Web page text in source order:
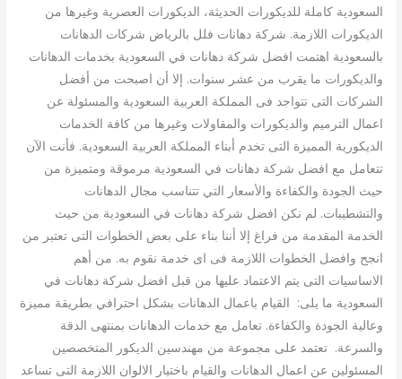
السعودية كاملة للديكورات الحديثة، الديكورات العصرية وغيرها من
الديكورات اللازمة. شركة دهانات فلل بالرياض شركات الدهانات
بالسعودية اهتمت افضل شركة دهانات في السعودية بخدمات الدهانات
والديكورات ما يقرب من عشر سنوات. إلا أن اصبحت من أفضل
الشركات التى تتواجد فى المملكة العربية السعودية والمسئولة عن
اعمال الترميم والديكورات والمقاولات وغيرها من كافة الخدمات
الديكورية المميزة التى تخدم أبناء المملكة العربية السعودية. فأنت الآن
تتعامل مع افضل شركة دهانات في السعودية مرموقة ومتميزة من
حيث الجودة والكفاءة والأسعار التي تتناسب مجال الدهانات
والتشطيبات. لم نكن افضل شركة دهانات في السعودية من حيث
الخدمة المقدمة من فراغ إلا أننا بناء على بعض الخطوات التى تعتبر من
انجح وافضل الخطوات اللازمة فى اى خدمة نقوم به. من أهم
الاساسيات التى يتم الاعتماد عليها من قبل افضل شركة دهانات في
السعودية ما يلى: القيام باعمال الدهانات بشكل احترافي بطريقة مميزة
وعالية الجودة والكفاءة. تعامل مع خدمات الدهانات بمنتهى الدقة
والسرعة. تعتمد على مجموعة من مهندسين الديكور المتخصصين
المسئولين عن اعمال الدهانات والقيام باختيار الالوان اللازمة التى تساعد